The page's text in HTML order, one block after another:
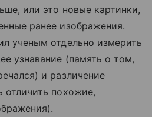
или это новые картинки,
ранее изображения.
ученым отдельно измерить
узнавание (память о том,
и различение
отличить похожие,